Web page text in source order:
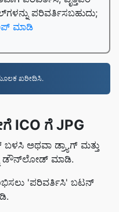
ಪರಿವರ್ತಿಸಬಹುದು;
ಮಾಡಿ
ಖರೀದಿಸಿ.
ICO ಗೆ JPG
ಅಥವಾ ಡ್ರ್ಯಾಗ್ ಮತ್ತು
ಡೌನ್‌ಲೋಡ್ ಮಾಡಿ.
'ಪರಿವರ್ತಿಸಿ' ಬಟನ್